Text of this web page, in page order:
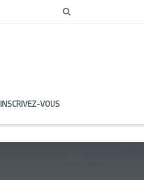
INSCRIVEZ-VOUS